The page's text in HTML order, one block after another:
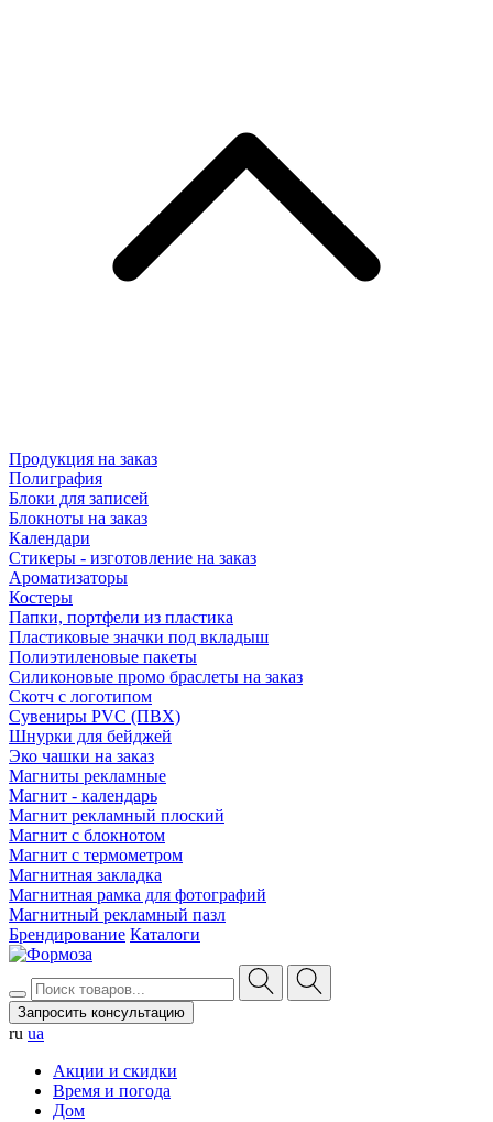
Продукция на заказ
Полиграфия
Блоки для записей
Блокноты на заказ
Календари
Стикеры - изготовление на заказ
Ароматизаторы
Костеры
Папки, портфели из пластика
Пластиковые значки под вкладыш
Полиэтиленовые пакеты
Силиконовые промо браслеты на заказ
Скотч с логотипом
Сувениры PVC (ПВХ)
Шнурки для бейджей
Эко чашки на заказ
Магниты рекламные
Магнит - календарь
Магнит рекламный плоский
Магнит с блокнотом
Магнит с термометром
Магнитная закладка
Магнитная рамка для фотографий
Магнитный рекламный пазл
Брендирование Каталоги
Запросить консультацию
ru ua
Акции и скидки
Время и погода
Дом